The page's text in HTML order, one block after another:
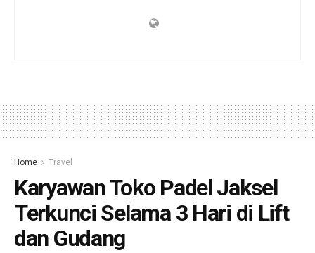
Home Travel
Karyawan Toko Padel Jaksel
Terkunci Selama 3 Hari di Lift
dan Gudang